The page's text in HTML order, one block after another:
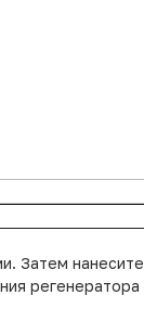
Затем нанесите
регенератора